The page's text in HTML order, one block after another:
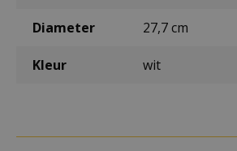
Diameter 27,7 cm
Kleur wit